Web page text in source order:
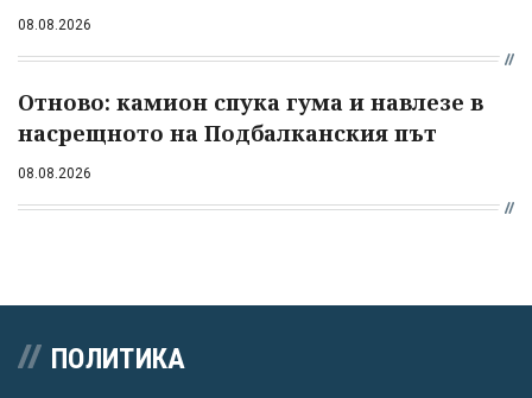
08.08.2026
Отново: камион спука гума и навлезе в
насрещното на Подбалканския път
08.08.2026
ПОЛИТИКА